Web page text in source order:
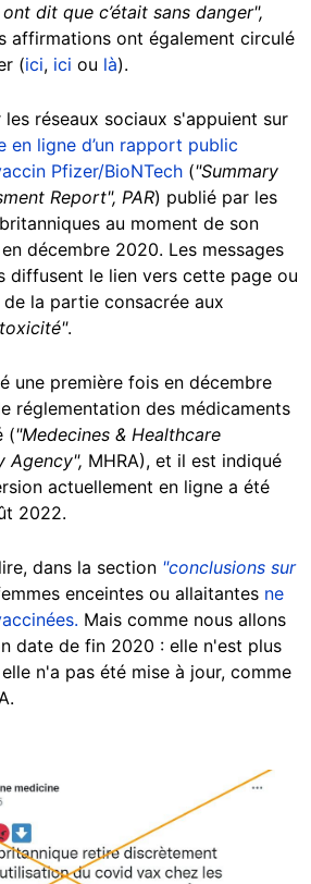
dit que c’était sans danger",
affirmations ont également circulé
(ici, ici ou là).
réseaux sociaux s'appuient sur
en ligne d’un rapport public
Pfizer/BioNTech ("Summary
Report", PAR) publié par les
au moment de son
décembre 2020. Les messages
diffusent le lien vers cette page ou
de la partie consacrée aux
.
une première fois en décembre
réglementation des médicaments
("Medecines & Healthcare
Agency", MHRA), et il est indiqué
actuellement en ligne a été
2022.
dans la section "conclusions sur
enceintes ou allaitantes ne
Mais comme nous allons
date de fin 2020 : elle n'est plus
n'a pas été mise à jour, comme